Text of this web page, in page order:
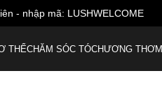
- nhập mã: LUSHWELCOME
THỂCHĂM SÓC TÓCHƯƠNG THƠM